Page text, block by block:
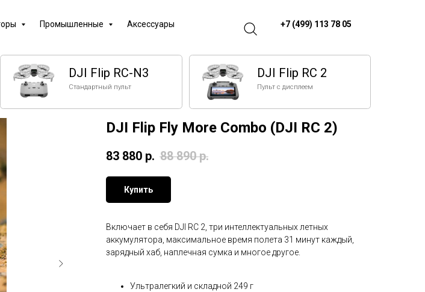
Промышленные Аксессуары +7 (499) 113 78 05
DJI Flip RC 2
Пульт с дисплеем
DJI Flip RC-N3
Стандартный пульт
DJI Flip Fly More Combo (DJI RC 2)
83 880 р. 88 890 р.
Купить
Включает в себя DJI RC 2, три интеллектуальных летных
аккумулятора, максимальное время полета 31 минут каждый,
зарядный хаб, наплечная сумка и многое другое.
Ультралегкий и складной 249 г